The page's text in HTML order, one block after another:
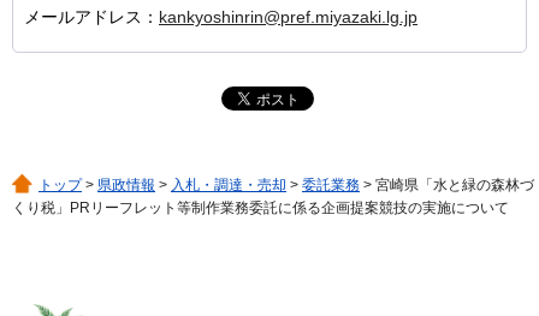
メールアドレス： kankyoshinrin@pref.miyazaki.lg.jp
トップ> 県政情報 > 入札・調達・売却 > 委託業務 > 宮崎県「水と緑の森林づ
くり税」PRリーフレット等制作業務委託に係る企画提案競技の実施について